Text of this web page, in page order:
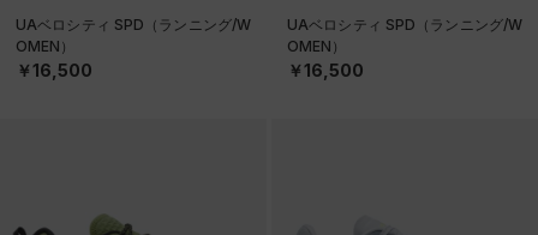
UAベロシティ SPD（ランニング/W
OMEN）
￥16,500
UAベロシティ SPD（ランニング/W
OMEN）
￥16,500